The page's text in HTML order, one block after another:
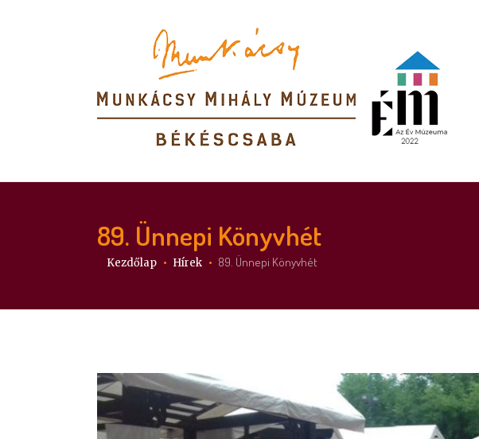
89. Ünnepi Könyvhét
Itt vagy:
Kezdőlap Hírek 89. Ünnepi Könyvhét